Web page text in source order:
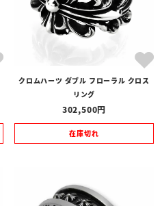
クロムハーツ ダブル フローラル クロス
リング
302,500
在庫切れ